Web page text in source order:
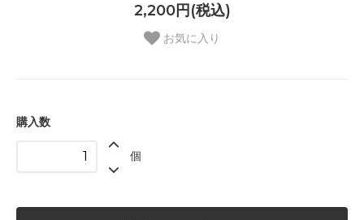
2,200円(税込)
お気に入り
購入数
個